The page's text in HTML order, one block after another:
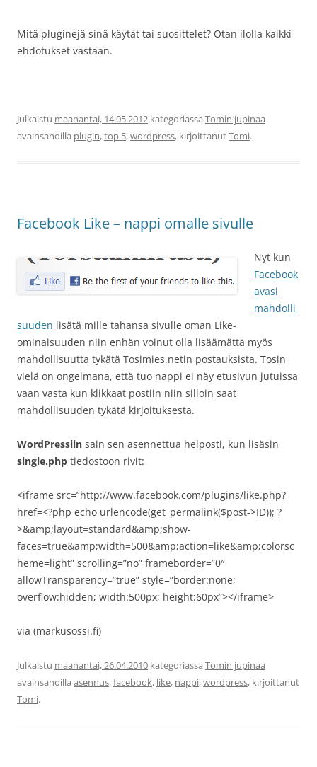
Mitä pluginejä sinä käytät tai suosittelet? Otan ilolla kaikki
ehdotukset vastaan.
Julkaistu maanantai, 14.05.2012 kategoriassa Tomin jupinaa
avainsanoilla plugin,top 5,wordpress, kirjoittanutTomi.
Facebook Like – nappi omalle sivulle
Nyt kun
Facebook
avasi
mahdolli
suuden lisätä mille tahansa sivulle oman Like-
ominaisuuden niin enhän voinut olla lisäämättä myös
mahdollisuutta tykätä Tosimies.netin postauksista. Tosin
vielä on ongelmana, että tuo nappi ei näy etusivun jutuissa
vaan vasta kun klikkaat postiin niin silloin saat
mahdollisuuden tykätä kirjoituksesta.
WordPressiin sain sen asennettua helposti, kun lisäsin
single.php tiedostoon rivit:
<iframe src=”http://www.facebook.com/plugins/like.php?
href=<?php echo urlencode(get_permalink($post->ID)); ?
>&amp;layout=standard&amp;show-
faces=true&amp;width=500&amp;action=like&amp;colorsc
heme=light” scrolling=”no” frameborder=”0″
allowTransparency=”true” style=”border:none;
overflow:hidden; width:500px; height:60px”></iframe>
via (markusossi.fi)
Julkaistu maanantai, 26.04.2010 kategoriassa Tomin jupinaa
avainsanoilla asennus,facebook, like, nappi,wordpress, kirjoittanut
Tomi.